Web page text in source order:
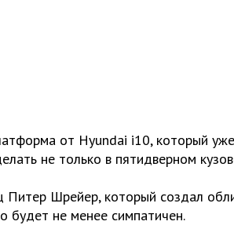
от Hyundai i10, который
не только в пятидверном
Питер Шрейер, который создал
будет не менее симпатичен.